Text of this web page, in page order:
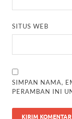
SITUS WEB
SIMPAN NAMA,
PERAMBAN INI